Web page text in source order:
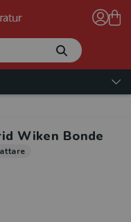
Wiken Bonde